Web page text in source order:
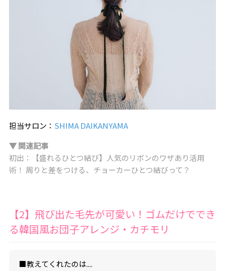
担当サロン： SHIMA DAIKANYAMA
▼ 関連記事
初出：【盛れるひとつ結び】人気のリボンのワザあり活用
術！ 周りと差をつける、チョーカーひとつ結びって？
【2】飛び出た毛先が可愛い！ゴムだけででき
る韓国風お団子アレンジ・カチモリ
■教えてくれたのは....